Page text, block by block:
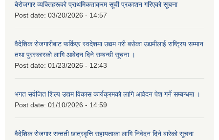
बेरोजगार व्यक्तिहरूको प्राथमिकताक्रम सूची प्रकाशन गरिएको सूचना
Post date: 03/20/2026 - 14:57
वैदेशिक रोजगारीबाट फर्किएर स्वदेशमा उद्यम गरी बसेका उद्यमीलाई राष्ट्रिय सम्मान
तथा पुरस्कारको लागि आवेदन दिने सम्बन्धी सूचना ।
Post date: 01/23/2026 - 12:43
भगत सर्वजित शिल्प उद्यम विकास कार्यक्रमको लागि आवेदन पेश गर्ने सम्बन्धमा ।
Post date: 01/10/2026 - 14:59
वैदेशिक रोजगार सन्तती छात्रवृत्ति सहायताका लागि निवेदन दिने बारेको सूचना